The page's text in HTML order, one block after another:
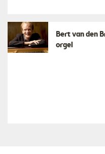
Bert van den
orgel